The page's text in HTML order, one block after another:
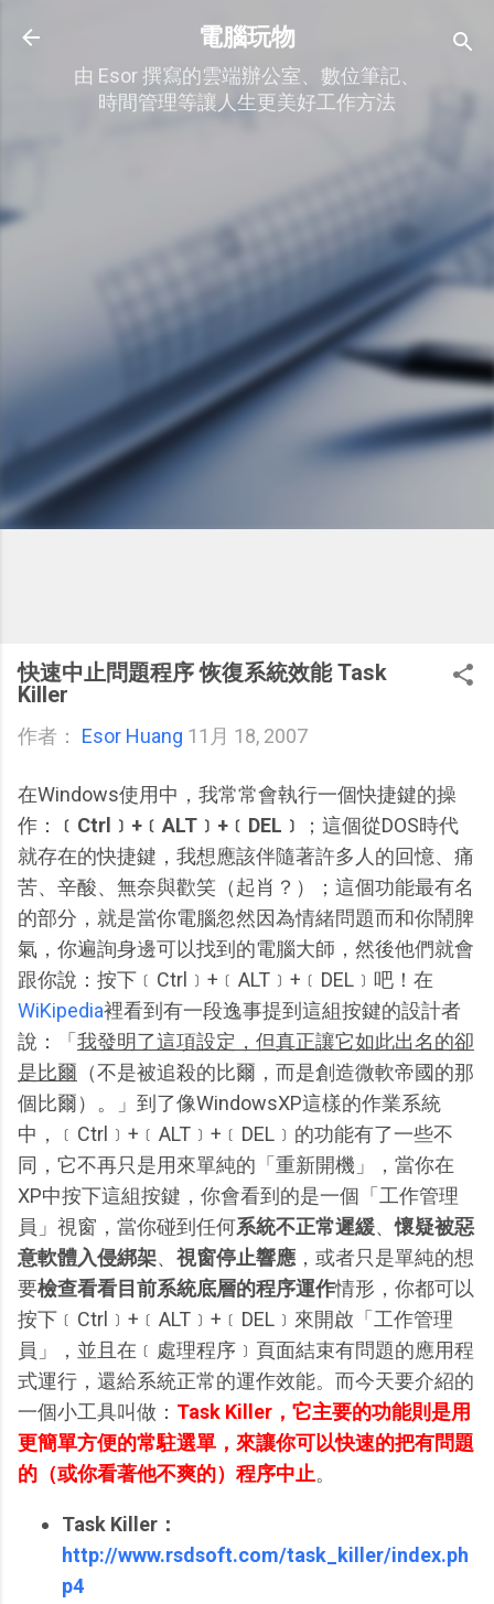
跳到主要內容
電腦玩物
由 Esor 撰寫的雲端辦公室、數位筆記、
時間管理等讓人生更美好工作方法
快速中止問題程序 恢復系統效能 Task
Killer
作者： Esor Huang 11月 18, 2007
在Windows使用中，我常常會執行一個快捷鍵的操
作：
﹝Ctrl﹞+﹝ALT﹞+﹝DEL﹞
；這個從DOS時代
就存在的快捷鍵，我想應該伴隨著許多人的回憶、痛
苦、辛酸、無奈與歡笑（起肖？）；這個功能最有名
的部分，就是當你電腦忽然因為情緒問題而和你鬧脾
氣，你遍詢身邊可以找到的電腦大師，然後他們就會
跟你說：按下﹝Ctrl﹞+﹝ALT﹞+﹝DEL﹞吧！在
WiKipedia裡看到有一段逸事提到這組按鍵的設計者
說：「 我發明了這項設定，但真正讓它如此出名的卻
是比爾 （不是被追殺的比爾，而是創造微軟帝國的那
個比爾）。」到了像WindowsXP這樣的作業系統
中，﹝Ctrl﹞+﹝ALT﹞+﹝DEL﹞的功能有了一些不
同，它不再只是用來單純的「重新開機」，當你在
XP中按下這組按鍵，你會看到的是一個「工作管理
員」視窗，當你碰到任何系統不正常遲緩、懷疑被惡
意軟體入侵綁架、 視窗停止響應 ，或者只是單純的想
要檢查看看目前系統底層的程序運作情形，你都可以
按下﹝Ctrl﹞+﹝ALT﹞+﹝DEL﹞來開啟「工作管理
員」，並且在﹝處理程序﹞頁面結束有問題的應用程
式運行，還給系統正常的運作效能。而今天要介紹的
一個小工具叫做： Task Killer，它主要的功能則是用
更簡單方便的常駐選單，來讓你可以快速的把有問題
的（或你看著他不爽的）程序中止。
Task Killer：
http://www.rsdsoft.com/task_killer/index.ph
p4